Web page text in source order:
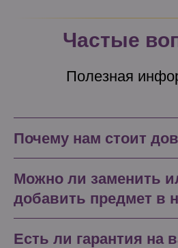
Частые
Полезная
Почему нам стоит
Можно ли заменить
добавить предмет в
Есть ли гарантия на